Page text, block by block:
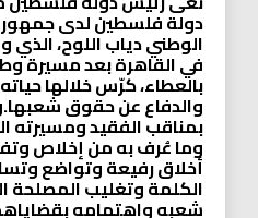
دولة فلسطين لدى
الوطني دياب اللوح، الذي
في القاهرة بعد مسيرة
بالعطاء، كرّس خلالها
والدفاع عن حقوق
بمناقب الفقيد ومسيرته
وما عُرف به من إخلاص
أخلاق رفيعة وتواضع
الكلمة وتغليب المصلحة
شعبه واهتمامه